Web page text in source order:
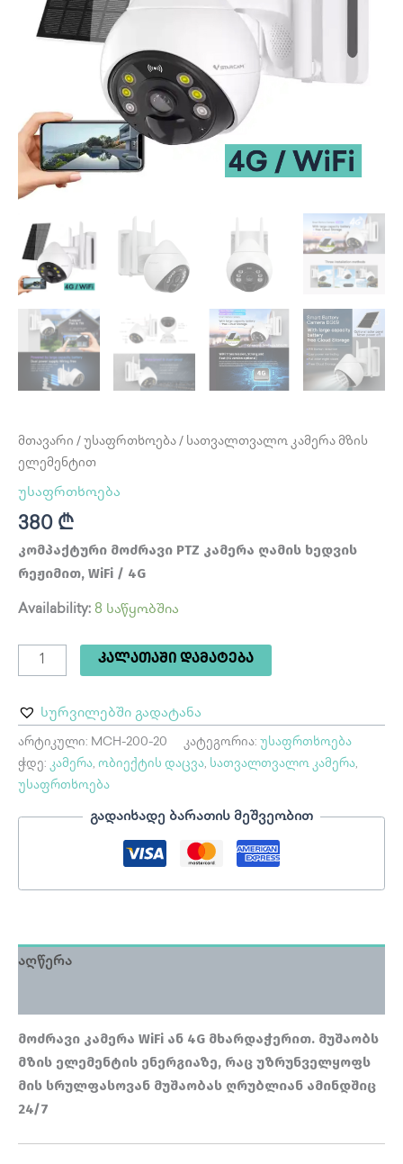
მთავარი / უსაფრთხოება / სათვალთვალო კამერა მზის
ელემენტით
უსაფრთხოება
380 ₾
კომპაქტური მოძრავი PTZ კამერა ღამის ხედვის
რეჟიმით, WiFi / 4G
Availability: 8 საწყობშია
ᲙᲐᲚᲐᲗᲐᲨᲘ ᲓᲐᲛᲐᲢᲔᲑᲐ
სურვილებში გადატანა
არტიკული: MCH-200-20 კატეგორია: უსაფრთხოება
ჭდე: კამერა, ობიექტის დაცვა, სათვალთვალო კამერა,
უსაფრთხოება
გადაიხადე ბარათის მეშვეობით
აღწერა
მოძრავი კამერა WiFi ან 4G მხარდაჭერით. მუშაობს
მზის ელემენტის ენერგიაზე, რაც უზრუნველყოფს
მის სრულფასოვან მუშაობას ღრუბლიან ამინდშიც
24/7